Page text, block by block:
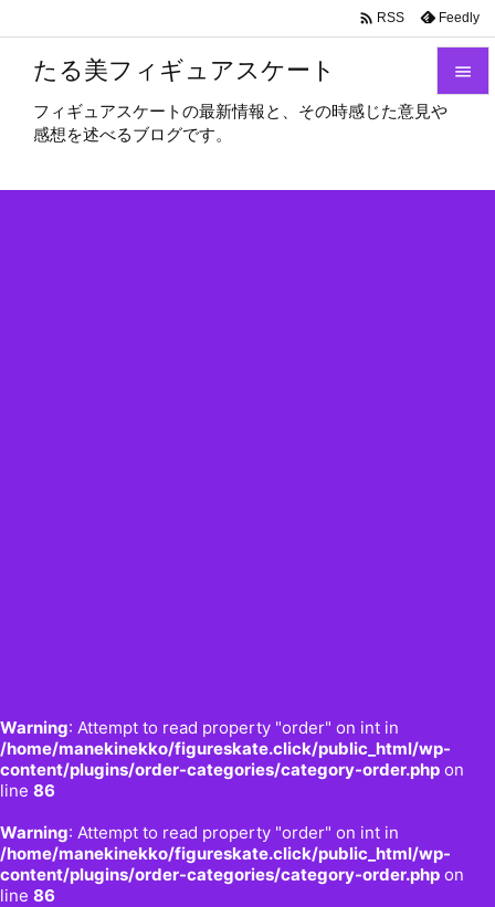
たる美フィギュアスケート
フィギュアスケートの最新情報と、その時感じた意見や
感想を述べるブログです。
Warning: Attempt to read property "order" on int in
/home/manekinekko/figureskate.click/public_html/wp-
content/plugins/order-categories/category-order.php on
line 86
Warning: Attempt to read property "order" on int in
/home/manekinekko/figureskate.click/public_html/wp-
content/plugins/order-categories/category-order.php on
line 86

 RSS Feedly